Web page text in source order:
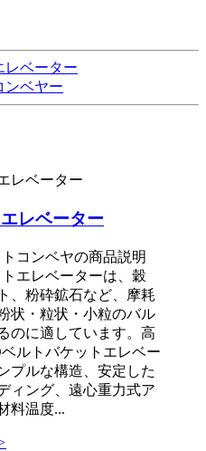
レベーター
ンベヤー
レベーター
コンベヤの商品説明
エレベーターは、穀
、粉砕鉱石など、摩耗
状・粒状・小粒のバル
のに適しています。高
ルトバケットエレベー
プルな構造、安定した
ィング、遠心重力式ア
料温度...